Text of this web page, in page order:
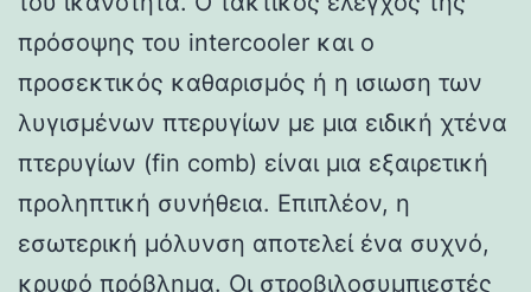
πρόσοψης του intercooler και ο
προσεκτικός καθαρισμός ή η ισιωση των
λυγισμένων πτερυγίων με μια ειδική χτένα
πτερυγίων (fin comb) είναι μια εξαιρετική
προληπτική συνήθεια. Επιπλέον, η
εσωτερική μόλυνση αποτελεί ένα συχνό,
κρυφό πρόβλημα. Οι στροβιλοσυμπιεστές